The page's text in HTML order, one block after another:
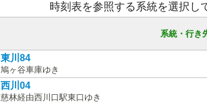
時刻表を参照する系統を選択し
系統・行き
東川84
鳩ヶ谷車庫ゆき
西川04
慈林経由西川口駅東口ゆき